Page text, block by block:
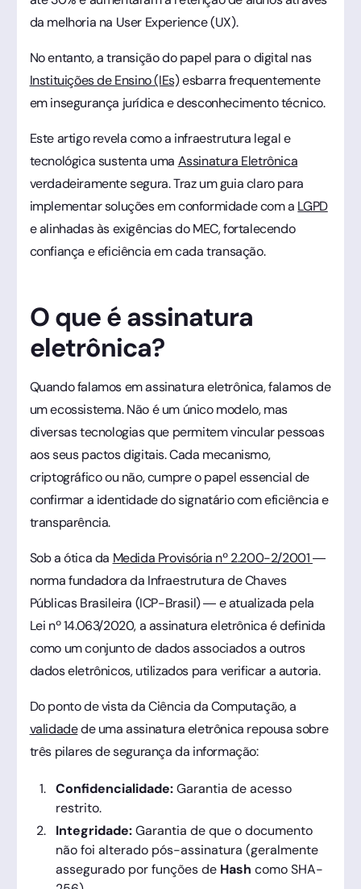
da melhoria na User Experience (UX).
No entanto, a transição do papel para o digital nas
Instituições de Ensino (IEs)esbarra frequentemente
em insegurança jurídica e desconhecimento técnico.
Este artigo revela como a infraestrutura legal e
tecnológica sustenta uma Assinatura Eletrônica
verdadeiramente segura. Traz um guia claro para
implementar soluções em conformidade com a LGPD
e alinhadas às exigências do MEC, fortalecendo
confiança e eficiência em cada transação.
O que é assinatura
eletrônica?
Quando falamos em assinatura eletrônica, falamos de
um ecossistema. Não é um único modelo, mas
diversas tecnologias que permitem vincular pessoas
aos seus pactos digitais. Cada mecanismo,
criptográfico ou não, cumpre o papel essencial de
confirmar a identidade do signatário com eficiência e
transparência.
Sob a ótica da Medida Provisória nº 2.200-2/2001—
norma fundadora da Infraestrutura de Chaves
Públicas Brasileira (ICP-Brasil) — e atualizada pela
Lei nº 14.063/2020, a assinatura eletrônica é definida
como um conjunto de dados associados a outros
dados eletrônicos, utilizados para verificar a autoria.
Do ponto de vista da Ciência da Computação, a
validadede uma assinatura eletrônica repousa sobre
três pilares de segurança da informação:
Confidencialidade:Garantia de acesso
restrito.
Integridade:Garantia de que o documento
não foi alterado pós-assinatura (geralmente
assegurado por funções de Hash como SHA-